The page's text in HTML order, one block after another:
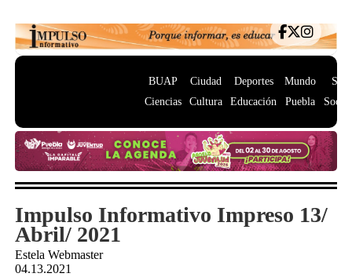
BUAP
Ciencias
Ciudad
Cultura
Deportes
Educación
Mundo
Puebla
Impulso Informativo Impreso 13/
Abril/ 2021
Estela Webmaster
04.13.2021